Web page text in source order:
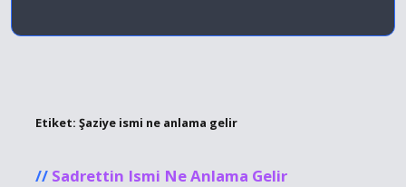
Etiket: Şaziye ismi ne anlama gelir
Sadrettin Ismi Ne Anlama Gelir